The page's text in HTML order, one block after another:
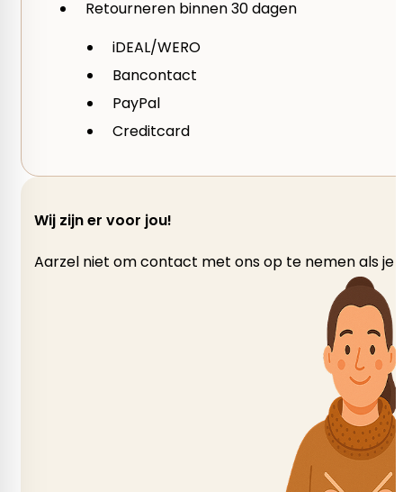
Garen
Mohair, Polyamide – Nylon, Wol
Retourneren binnen 30 dagen
iDEAL/WERO
Bancontact
PayPal
Creditcard
Wij zijn er voor jou!
Aarzel niet om contact met ons op te nemen als